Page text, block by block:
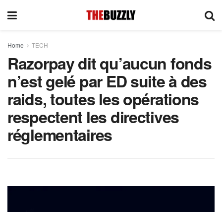
Home TECH
Razorpay dit qu’aucun fonds
n’est gelé par ED suite à des
raids, toutes les opérations
respectent les directives
réglementaires